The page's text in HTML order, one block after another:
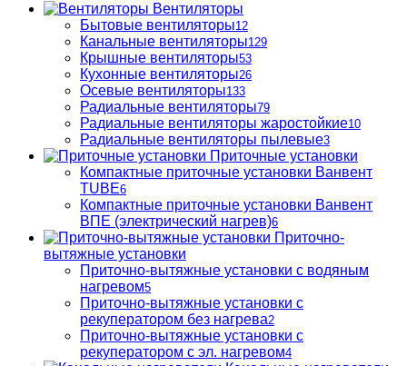
Вентиляторы
Бытовые вентиляторы12
Канальные вентиляторы129
Крышные вентиляторы53
Кухонные вентиляторы26
Осевые вентиляторы133
Радиальные вентиляторы79
Радиальные вентиляторы жаростойкие10
Радиальные вентиляторы пылевые3
Приточные установки
Компактные приточные установки Ванвент
TUBE6
Компактные приточные установки Ванвент
ВПЕ (электрический нагрев)6
Приточно-
вытяжные установки
Приточно-вытяжные установки с водяным
нагревом5
Приточно-вытяжные установки с
рекуператором без нагрева2
Приточно-вытяжные установки с
рекуператором с эл. нагревом4